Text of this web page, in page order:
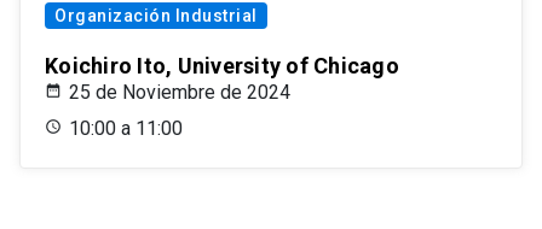
Organización Industrial
Koichiro Ito, University of Chicago
25 de Noviembre de 2024
10:00 a 11:00